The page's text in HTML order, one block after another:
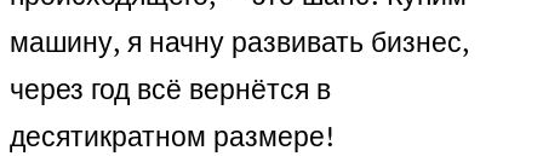
машину, я начну развивать бизнес,
через год всё вернётся в
десятикратном размере!